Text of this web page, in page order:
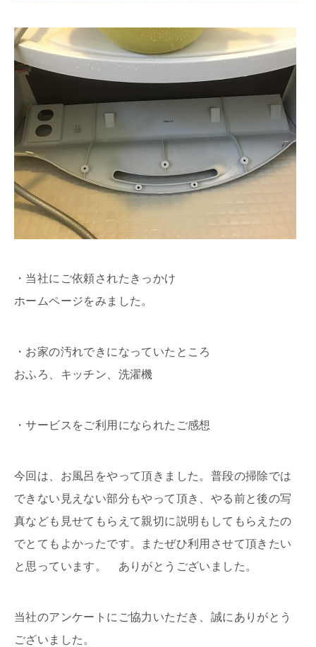
・当社にご依頼されたきっかけ
ホームページをみました。
・お家の汚れできになっていたところ
おふろ、キッチン、洗濯機
・サービスをご利用になられたご感想
今回は、お風呂をやって頂きました。普段の掃除では
できない見えない部分もやって頂き、やる前と後の写
真なども見せてもらえて親切に説明もしてもらえたの
でとてもよかったです。またぜひ利用させて頂きたい
と思っています。 ありがとうございました。
当社のアンケートにご協力いただき、誠にありがとう
ございました。